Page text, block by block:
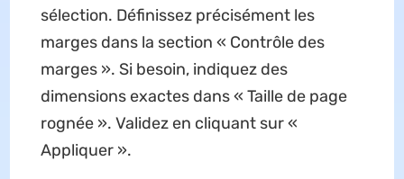
sélection. Définissez précisément les
marges dans la section « Contrôle des
marges ». Si besoin, indiquez des
dimensions exactes dans « Taille de page
rognée ». Validez en cliquant sur «
Appliquer ».